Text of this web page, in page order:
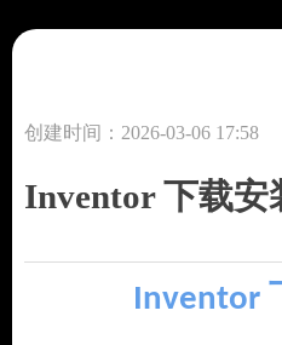
Inventor 下载安
创建时间： 2026-03-06 17:58
Inventor